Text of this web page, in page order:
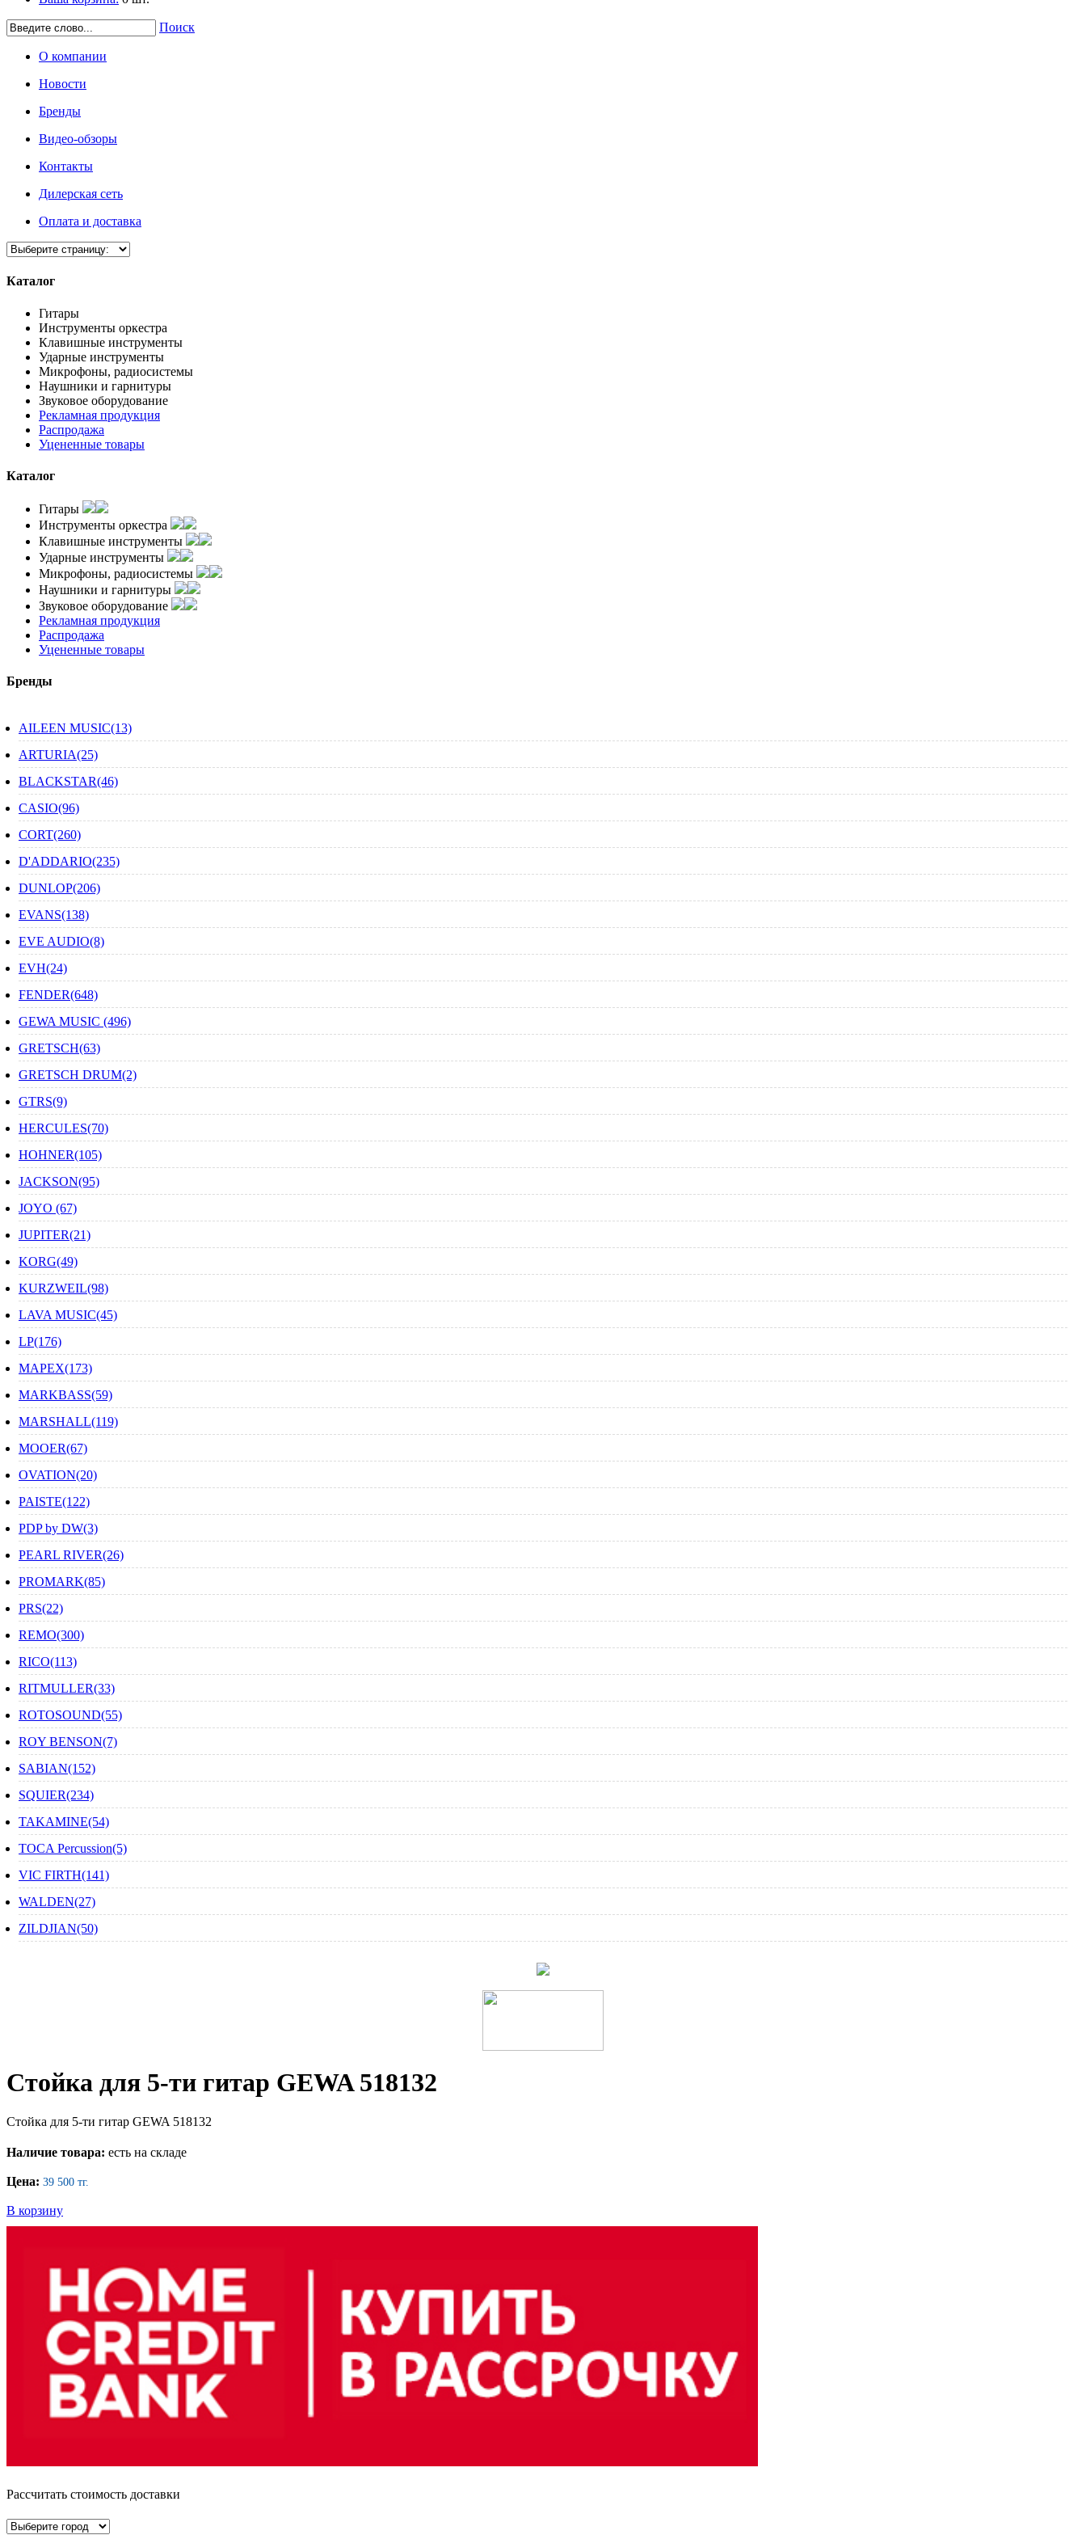
Поиск
О компании
Новости
Бренды
Видео-обзоры
Контакты
Дилерская сеть
Оплата и доставка
Каталог
Гитары
Инструменты оркестра
Клавишные инструменты
Ударные инструменты
Микрофоны, радиосистемы
Наушники и гарнитуры
Звуковое оборудование
Рекламная продукция
Распродажа
Уцененные товары
Каталог
Гитары
Инструменты оркестра
Клавишные инструменты
Ударные инструменты
Микрофоны, радиосистемы
Наушники и гарнитуры
Звуковое оборудование
Рекламная продукция
Распродажа
Уцененные товары
Бренды
AILEEN MUSIC(13)
ARTURIA(25)
BLACKSTAR(46)
CASIO(96)
CORT(260)
D'ADDARIO(235)
DUNLOP(206)
EVANS(138)
EVE AUDIO(8)
EVH(24)
FENDER(648)
GEWA MUSIC (496)
GRETSCH(63)
GRETSCH DRUM(2)
GTRS(9)
HERCULES(70)
HOHNER(105)
JACKSON(95)
JOYO (67)
JUPITER(21)
KORG(49)
KURZWEIL(98)
LAVA MUSIC(45)
LP(176)
MAPEX(173)
MARKBASS(59)
MARSHALL(119)
MOOER(67)
OVATION(20)
PAISTE(122)
PDP by DW(3)
PEARL RIVER(26)
PROMARK(85)
PRS(22)
REMO(300)
RICO(113)
RITMULLER(33)
ROTOSOUND(55)
ROY BENSON(7)
SABIAN(152)
SQUIER(234)
TAKAMINE(54)
TOCA Percussion(5)
VIC FIRTH(141)
WALDEN(27)
ZILDJIAN(50)
Стойка для 5-ти гитар GEWA 518132
Стойка для 5-ти гитар GEWA 518132
Наличие товара: есть на складе
Цена: 39 500 тг.
В корзину
Рассчитать стоимость доставки